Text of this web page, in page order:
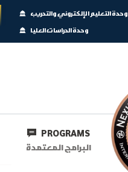
وحدة التعليم الإلكتروني والتدريب
وحدة الدراسات العليا
PROGRAMS
البرامج المعتمدة